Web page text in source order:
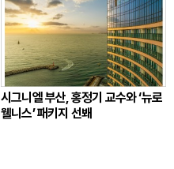
시그니엘 부산, 홍정기 교수와 ‘뉴로
웰니스’ 패키지 선봬